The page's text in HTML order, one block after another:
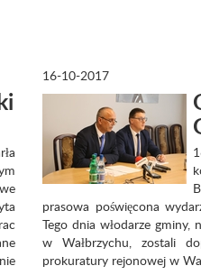
16-10-2017
prasowa poświęcona
Tego dnia włodarze
w Wałbrzychu, zostali
prokuratury rejonowej w